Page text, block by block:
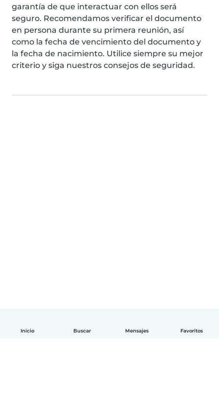
Inicio Buscar Mensajes Favoritos
garantía de que interactuar con ellos será
seguro. Recomendamos verificar el documento
en persona durante su primera reunión, así
como la fecha de vencimiento del documento y
la fecha de nacimiento. Utilice siempre su mejor
criterio y siga nuestros consejos de seguridad.